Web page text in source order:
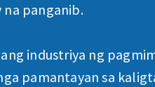
panganib.
industriya ng
pamantayan sa